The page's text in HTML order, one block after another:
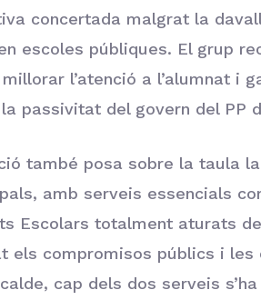
concertada malgrat la
escoles públiques. El grup
l’atenció a l’alumnat i
passivitat del govern del PP
també posa sobre la taula
amb serveis essencials
Escolars totalment aturats
els compromisos públics i
cap dels dos serveis